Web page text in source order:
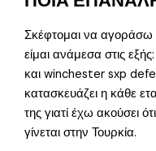
Σκέφτομαι να αγοράσω
είμαι ανάμεσα στις
και winchester sxp
κατασκευάζει η κάθε
της γιατί έχω ακούσει
γίνεται στην Τουρκία.